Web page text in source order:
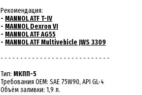
Рекомендация:
- MANNOL ATF T-IV
- MANNOL Dexron VI
- MANNOL ATF AG55
- MANNOL ATF Multivehicle JWS 3309
- - - - - - - - - - - - - - - - - - - - - - - - - - - -
Тип: МКПП-5
Требования OEM: SAE 75W90, API GL-4
Объём заливки: 1,9 л.